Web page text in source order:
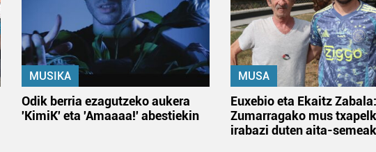
MUSIKA
Odik berria ezagutzeko aukera
'KimiK' eta 'Amaaaa!' abestiekin
MUSA
Euxebio eta Ekaitz Zabala:
Zumarragako mus
irabazi duten aita-semeak